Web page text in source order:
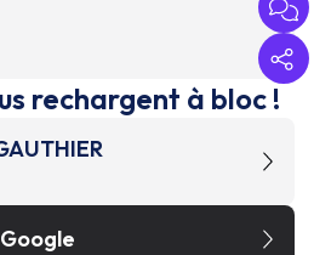
rechargent à bloc !